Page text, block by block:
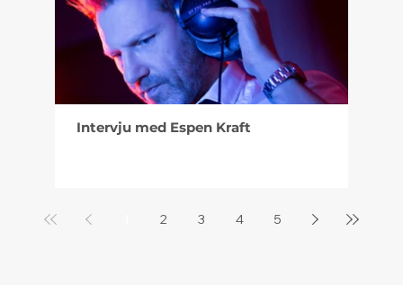
Intervju med Espen Kraft
2 3 4 5